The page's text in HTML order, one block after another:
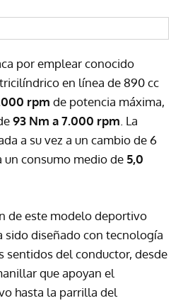
por emplear conocido
en línea de 890 cc
rpm de potencia máxima,
93 Nm a 7.000 rpm. La
a su vez a un cambio de 6
consumo medio de 5,0
de este modelo deportivo
sido diseñado con tecnología
sentidos del conductor, desde
que apoyan el
hasta la parrilla del